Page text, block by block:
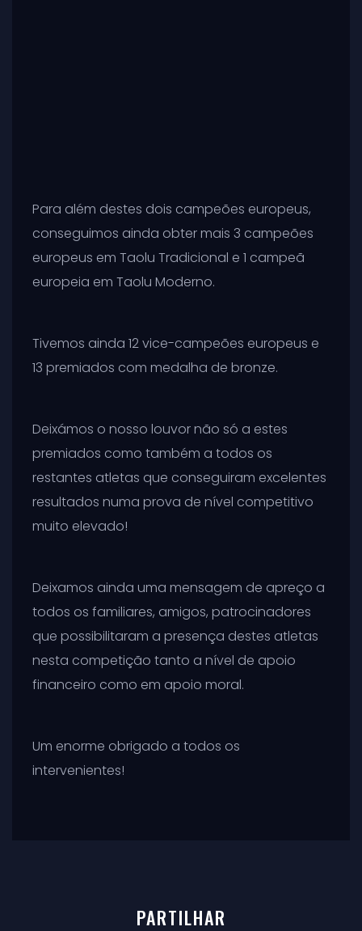
Para além destes dois campeões europeus,
conseguimos ainda obter mais 3 campeões
europeus em Taolu Tradicional e 1 campeã
europeia em Taolu Moderno.
Tivemos ainda 12 vice-campeões europeus e
13 premiados com medalha de bronze.
Deixámos o nosso louvor não só a estes
premiados como também a todos os
restantes atletas que conseguiram excelentes
resultados numa prova de nível competitivo
muito elevado!
Deixamos ainda uma mensagem de apreço a
todos os familiares, amigos, patrocinadores
que possibilitaram a presença destes atletas
nesta competição tanto a nível de apoio
financeiro como em apoio moral.
Um enorme obrigado a todos os
intervenientes!
PARTILHAR